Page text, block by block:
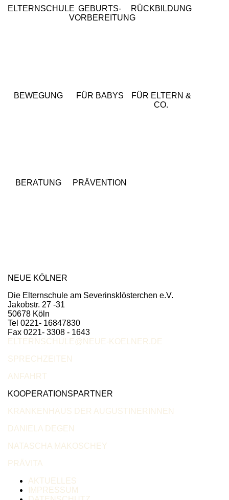
ELTERNSCHULE GEBURTS-
VORBEREITUNG
RÜCKBILDUNG
BEWEGUNG FÜR BABYS
FÜR ELTERN &
CO.
BERATUNG PRÄVENTION
NEUE KÖLNER
Die Elternschule am Severinsklösterchen e.V.
Jakobstr. 27 -31
50678 Köln
Tel 0221- 16847830
Fax 0221- 3308 - 1643
ELTERNSCHULE@NEUE-KOELNER.DE
SPRECHZEITEN
ANFAHRT
KOOPERATIONSPARTNER
KRANKENHAUS DER AUGUSTINERINNEN
DANIELA DEGEN
NATASCHA MAKOSCHEY
PRÄVITA
AKTUELLES
IMPRESSUM